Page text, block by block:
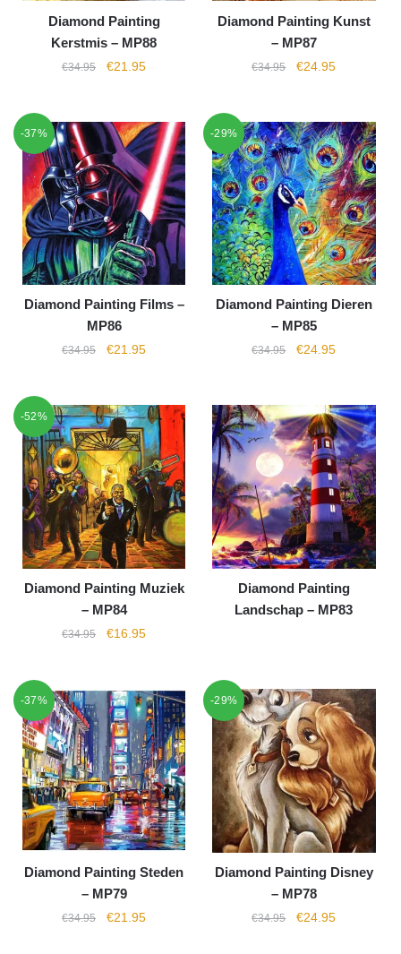
Diamond Painting
Kerstmis – MP88
€34.95 €21.95
Diamond Painting Kunst
– MP87
€34.95 €24.95
-37%
Diamond Painting Films –
MP86
€34.95 €21.95
-29%
Diamond Painting Dieren
– MP85
€34.95 €24.95
-52%
Diamond Painting Muziek
– MP84
€34.95 €16.95
Diamond Painting
Landschap – MP83
-37%
Diamond Painting Steden
– MP79
€34.95 €21.95
-29%
Diamond Painting Disney
– MP78
€34.95 €24.95